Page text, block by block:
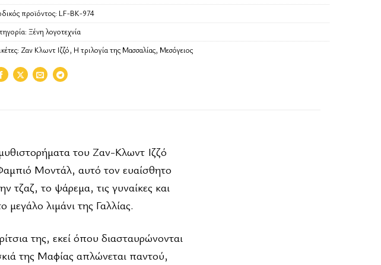
προϊόντος: LF-BK-974
Ξένη λογοτεχνία
Ζαν Κλωντ Ιζζό, Η τριλογία της Μασσαλίας, Μεσόγειος
του Ζαν-Κλωντ Ιζζό
Μοντάλ, αυτό τον ευαίσθητο
το ψάρεμα, τις γυναίκες και
λιμάνι της Γαλλίας.
της, εκεί όπου διασταυρώνονται
της Μαφίας απλώνεται παντού,